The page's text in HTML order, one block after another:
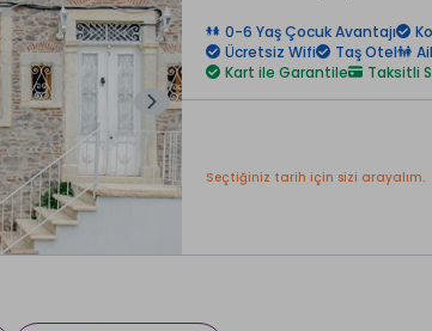
0-6 Yaş Çocuk Avantajı
Ücretsiz Wifi
Taş Otel
Kart ile Garantile
Taksitli
Seçtiğiniz tarih için sizi arayalım.